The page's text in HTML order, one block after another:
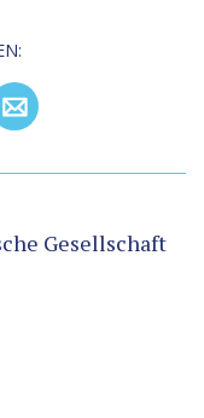
Gesellschaft